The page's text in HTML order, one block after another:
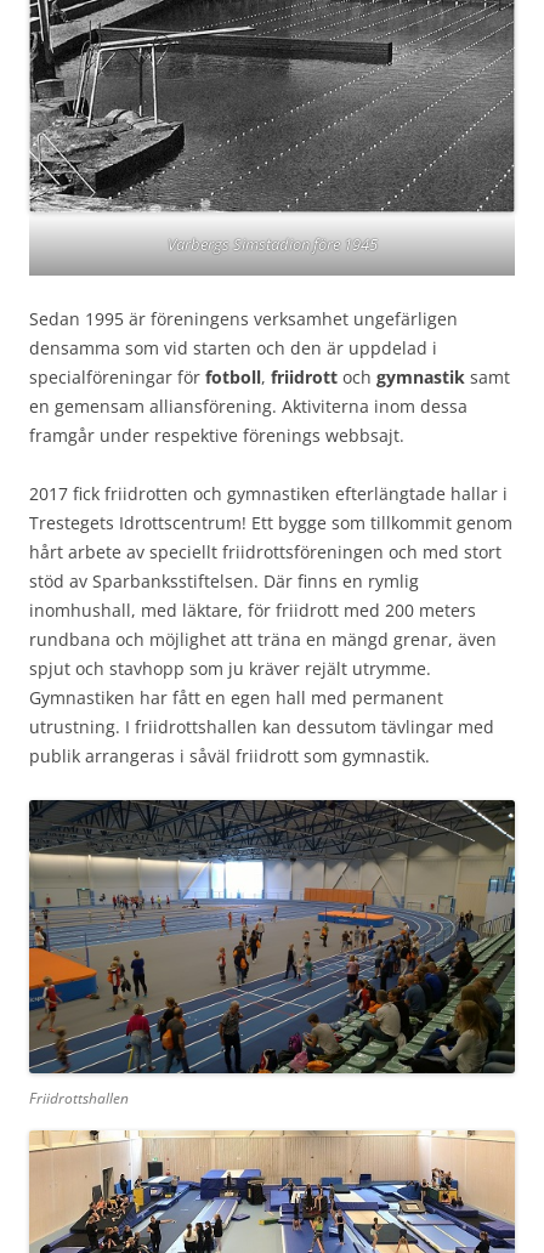
Varbergs Simstadion före 1945
Sedan 1995 är föreningens verksamhet ungefärligen
densamma som vid starten och den är uppdelad i
specialföreningar för fotboll, friidrott och gymnastik samt
en gemensam alliansförening. Aktiviterna inom dessa
framgår under respektive förenings webbsajt.
2017 fick friidrotten och gymnastiken efterlängtade hallar i
Trestegets Idrottscentrum! Ett bygge som tillkommit genom
hårt arbete av speciellt friidrottsföreningen och med stort
stöd av Sparbanksstiftelsen. Där finns en rymlig
inomhushall, med läktare, för friidrott med 200 meters
rundbana och möjlighet att träna en mängd grenar, även
spjut och stavhopp som ju kräver rejält utrymme.
Gymnastiken har fått en egen hall med permanent
utrustning. I friidrottshallen kan dessutom tävlingar med
publik arrangeras i såväl friidrott som gymnastik.
Friidrottshallen